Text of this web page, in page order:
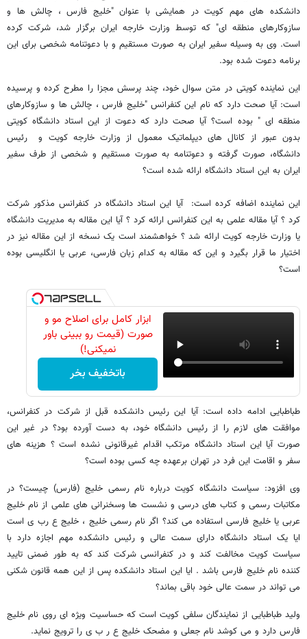
دانشکده های مهم کویت در همایشی با عنوان "خلیج فارس ، چالش ها و
سازوکارهای منطقه ای" که توسط وزارت خارجه ایران برگزار شد، شرکت کرده
است. وی به وسیله سفیر ایران به صورت مستقیم و با دعوتنامه شخصی برای این
برنامه دعوت شده بود.
این نماینده کویتی در متن سوال خود، چند پرسش مجزا را مطرح کرده و پرسیده
است: آیا صحت دارد که نام این کنفرانس "خلیج فارس ، چالش ها و سازوکارهای
منطقه ای " بوده است؟ آیا صحت دارد که دعوت از این استاد دانشگاه کویتی
بدون عبور از کانال های دیپلماتیک معمول از وزارت خارجه کویت و رئیس
دانشگاه، صورت گرفته و دعوتنامه به صورت مستقیم و شخصی از طرف سفیر
ایران به این استاد دانشگاه ارائه شده است؟
این نماینده اضافه کرده است: آیا این استاد دانشگاه در کنفرانس مذکور شرکت
کرد ؟ آیا مقاله علمی به این کنفرانس ارائه کرد ؟ آیا این مقاله به مدیریت دانشگاه
یا وزارت خارجه کویت ارائه شد ؟ خواهشمند است یک نسخه از این مقاله نیز در
اختیار ما قرار بگیرد و این که مقاله به کدام زبان فارسی، عربی یا انگلیسی بوده
است؟
ابزار کامل برای اصلاح مو و
صورت (قیمت رو ببینی باور
نمیکنی!)
باتخفیف بخر
طباطبایی ادامه داده است: آیا این رئیس دانشکده قبل از شرکت در کنفرانس،
موافقت های لازم را از رئیس دانشگاه خود، به دست آورده بود؟ در غیر این
صورت آیا این استاد دانشگاه مرتکب اقدام غیرقانونی نشده است ؟ هزینه های
سفر و اقامت این فرد در تهران برعهده چه کسی بوده است؟
وی افزود: سیاست دانشگاه کویت درباره نام رسمی خلیج (فارس) چیست؟ در
مکاتبات رسمی و کتاب های درسی و نشست ها وسخنرانی های علمی از نام خلیج
عربی یا خلیج فارسی استفاده می کند؟ اگر نام رسمی خلیج ، خلیج ع رب ی است
ایا یک استاد دانشگاه دارای سمت عالی و رئیس دانشکده مهم اجازه دارد با
سیاست کویت مخالفت کند و در کنفرانسی شرکت کند که به طور ضمنی تایید
کننده نام خلیج فارس باشد . ایا این استاد دانشکده پس از این همه قانون شکنی
می تواند در سمت عالی خود باقی بماند؟
ولید طباطبایی از نمایندگان سلفی کویت است که حساسیت ویژه ای روی نام خلیج
فارس دارد و می کوشد نام جعلی و مضحک خلیج ع ر ب ی را ترویج نماید.